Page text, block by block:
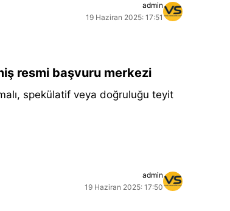
admin
19 Haziran 2025: 17:51
resmi başvuru merkezi
spekülatif veya doğruluğu teyit
admin
19 Haziran 2025: 17:50